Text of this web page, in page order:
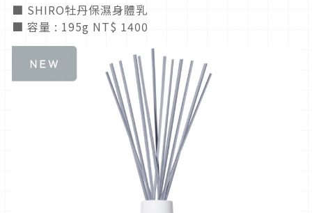
■ SHIRO牡丹保濕身體乳
■ 容量 : 195g NT$ 1400